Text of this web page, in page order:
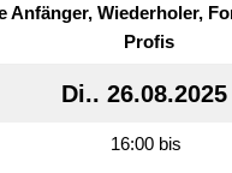
Anfänger, Wiederholer,
Profis
Di.. 26.08.2025
16:00 bis